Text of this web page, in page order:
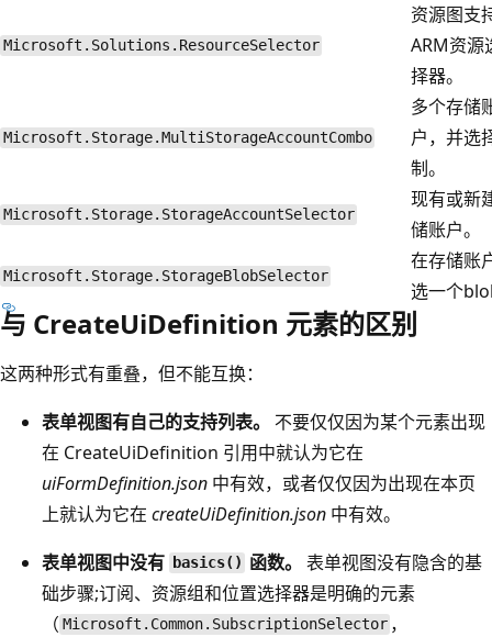
Microsoft.Solutions.ResourceSelector
资源图支
ARM资源
择器。
Microsoft.Storage.MultiStorageAccountCombo
多个存储
户，并选
制。
Microsoft.Storage.StorageAccountSelector
现有或新
储账户。
Microsoft.Storage.StorageBlobSelector
在存储账
选一个
与 CreateUiDefinition 元素的区别
这两种形式有重叠，但不能互换：
表单视图有自己的支持列表。
不要仅仅因为某个元素出现
在 CreateUiDefinition 引用中就认为它在
uiFormDefinition.json 中有效，或者仅仅因为出现在本页
上就认为它在 createUiDefinition.json 中有效。
表单视图中没有
basics() 函数。 表单视图没有隐含的基
础步骤;订阅、资源组和位置选择器是明确的元素
（ Microsoft.Common.SubscriptionSelector ，